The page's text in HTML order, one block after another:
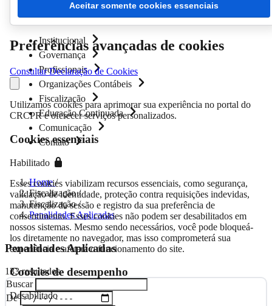
Institucional
Governança
Profissionais
Organizações Contábeis
Fiscalização
Educação Continuada
Comunicação
Contato
Home/
Fiscalização /
Fiscalização /
Penalidades Aplicadas
Penalidades Aplicadas
133 resultados
Buscar
De
Aceitar somente cookies essenciais
Preferências avançadas de cookies
Consultar Declaração de Cookies
Utilizamos cookies para aprimorar sua experiência no portal do
CRCPR e oferecer serviços personalizados.
Cookies essenciais
Habilitado
Esses cookies viabilizam recursos essenciais, como segurança,
validação de identidade, proteção contra requisições indevidas,
manutenção da sessão e registro da sua preferência de
consentimento. Esses cookies não podem ser desabilitados em
nossos sistemas. Mesmo sendo necessários, você pode bloqueá-
los diretamente no navegador, mas isso comprometerá sua
experiência e afetará o funcionamento do site.
Cookies de desempenho
Desabilitado